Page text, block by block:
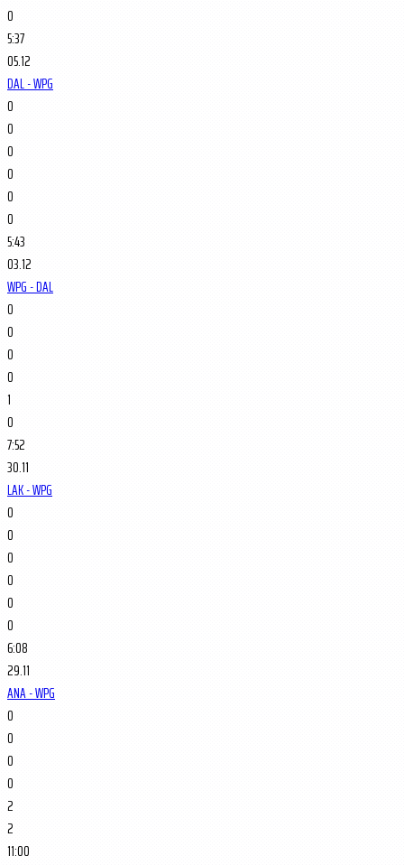
0
5:37
05.12
DAL - WPG
0
0
0
0
0
0
5:43
03.12
WPG - DAL
0
0
0
0
1
0
7:52
30.11
LAK - WPG
0
0
0
0
0
0
6:08
29.11
ANA - WPG
0
0
0
0
2
2
11:00